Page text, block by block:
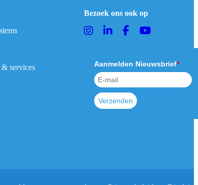
& services
Bezoek ons ook op
Aanmelden Nieuwsbrief*
Verzenden